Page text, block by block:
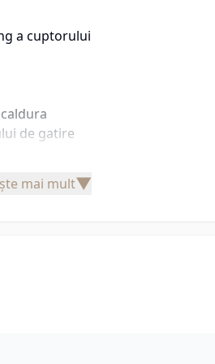
a cuptorului
de gatire
1 pizza mare cu diametrul
mai mult▼